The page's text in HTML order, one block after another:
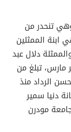
تنحدر من
الممثلين
دلال عبد
عام 1987 من شهر مارس، تبلغ من
حسن الرداد منذ
دنيا سمير
مودرن